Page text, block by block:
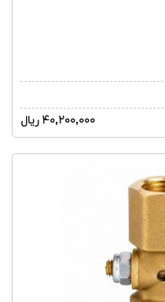
۴۰,۲۰۰,۰۰۰ ریال